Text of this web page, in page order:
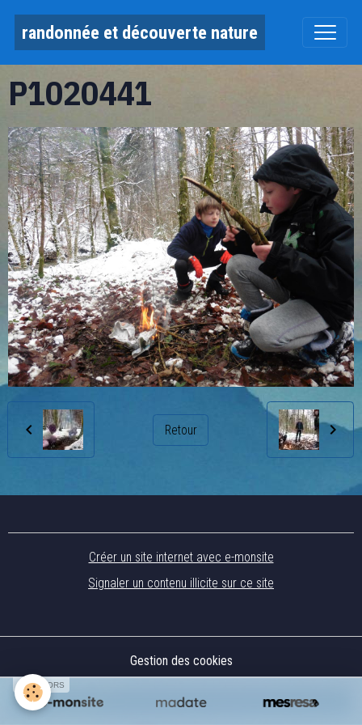
randonnée et découverte nature
P1020441
Retour
Créer un site internet avec e-monsite
Signaler un contenu illicite sur ce site
Gestion des cookies
SPONSORS